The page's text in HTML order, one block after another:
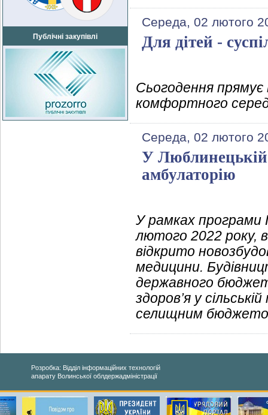
Публічні закупівлі
Середа, 02 лютого
Для дітей -
Сьогодення прямує
комфортного
Середа, 02 лютого
У Люблинецькій
амбулаторію
У рамках програми
лютого 2022 року,
відкрито
медицини.
державного
здоров’я у
селищним
Розробка: Відділ інформаційних технологій
апарату Волинської облдержадміністрації